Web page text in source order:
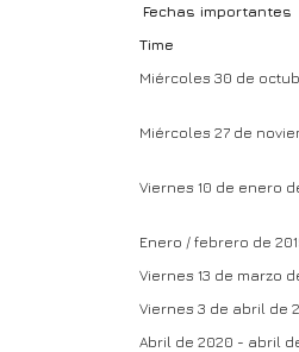
Fechas importantes
Time
Miércoles 30 de
Miércoles 27 de
Viernes 10 de enero
Enero / febrero de
Viernes 13 de marzo
Viernes 3 de abril de
Abril de 2020 - abril